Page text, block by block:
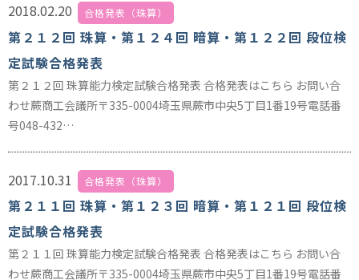
2018.02.20 合格発表（珠算）
第２１２回 珠算・第１２４回 暗算・第１２２回 段位検
定試験合格発表
第２１２回 珠算能力検定試験合格発表 合格発表はこちら お問い合
わせ蕨商工会議所〒335-0004埼玉県蕨市中央5丁目1番19号電話番
号048-432…
2017.10.31 合格発表（珠算）
第２１１回 珠算・第１２３回 暗算・第１２１回 段位検
定試験合格発表
第２１１回 珠算能力検定試験合格発表 合格発表はこちら お問い合
わせ蕨商工会議所〒335-0004埼玉県蕨市中央5丁目1番19号電話番